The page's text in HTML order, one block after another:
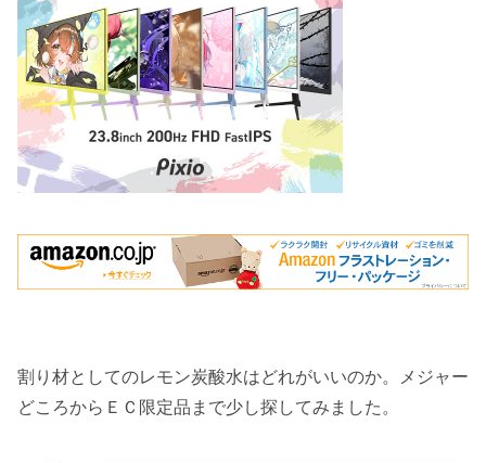
割り材としてのレモン炭酸水はどれがいいのか。メジャー
どころからＥＣ限定品まで少し探してみました。